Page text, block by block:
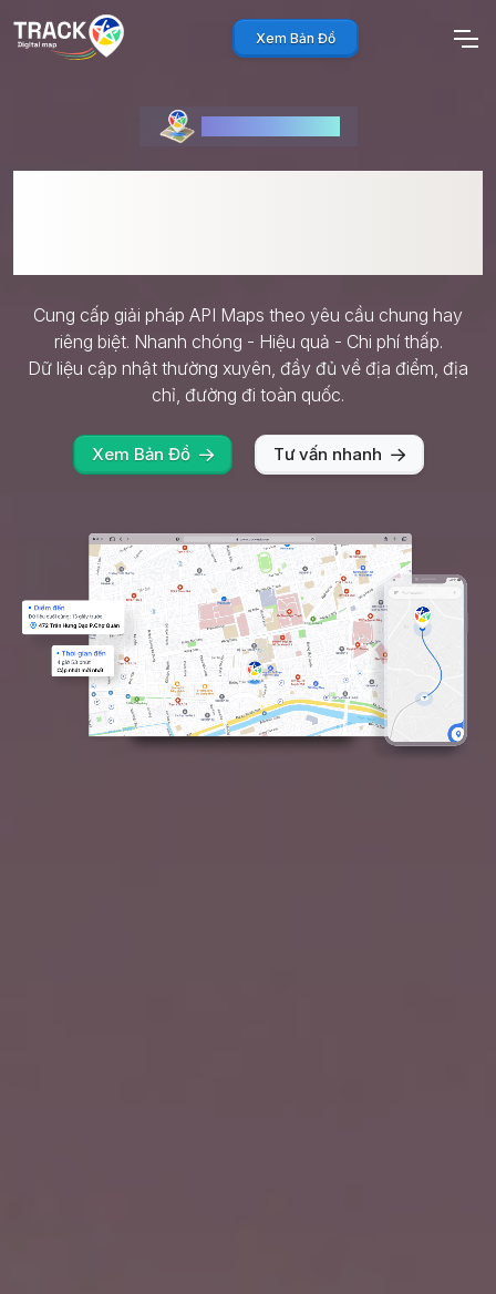
Xem Bản Đồ
Cung cấp giải pháp API Maps theo yêu cầu chung hay
riêng biệt. Nhanh chóng - Hiệu quả - Chi phí thấp.
Dữ liệu cập nhật thường xuyên, đầy đủ về địa điểm, địa
chỉ, đường đi toàn quốc.
Xem Bản Đồ Tư vấn nhanh